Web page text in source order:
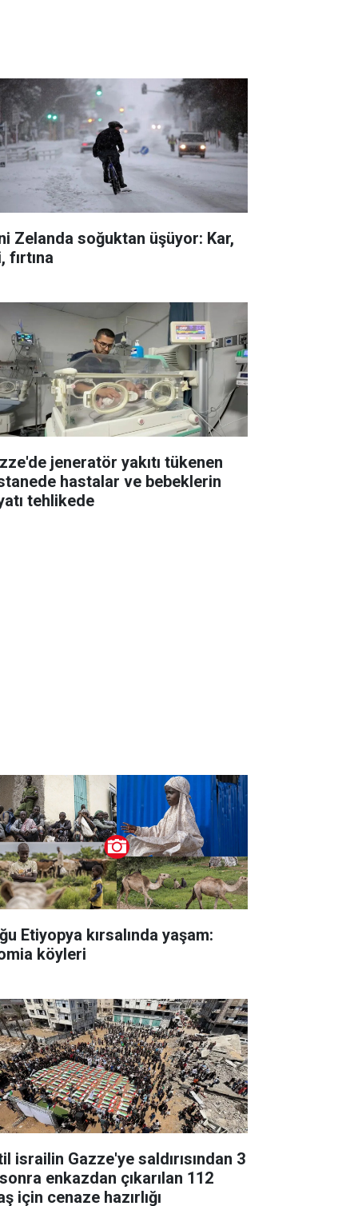
Zelanda soğuktan üşüyor: Kar,
fırtına
jeneratör yakıtı tükenen
hastalar ve bebeklerin
tehlikede
Etiyopya kırsalında yaşam:
köyleri
israilin Gazze'ye saldırısından 3
enkazdan çıkarılan 112
için cenaze hazırlığı